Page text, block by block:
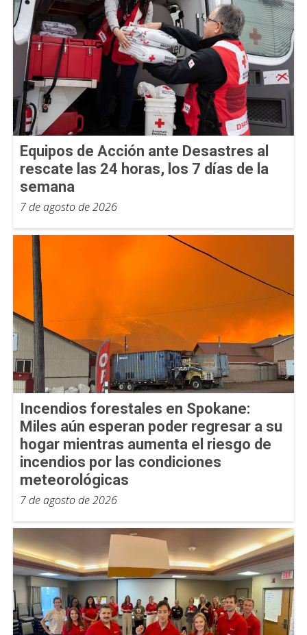
Equipos de Acción ante Desastres al
rescate las 24 horas, los 7 días de la
semana
7 de agosto de 2026
Incendios forestales en Spokane:
Miles aún esperan poder regresar a su
hogar mientras aumenta el riesgo de
incendios por las condiciones
meteorológicas
7 de agosto de 2026